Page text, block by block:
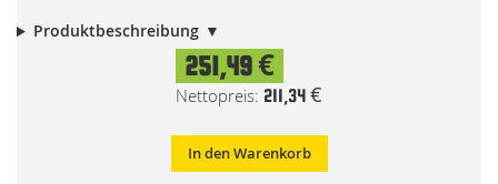
Produktbeschreibung
251,49 €
211,34 €
In den Warenkorb